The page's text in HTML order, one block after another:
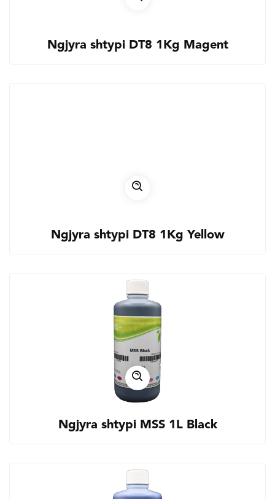
Ngjyra shtypi DT8 1Kg Magent
Ngjyra shtypi DT8 1Kg Yellow
Ngjyra shtypi MSS 1L Black